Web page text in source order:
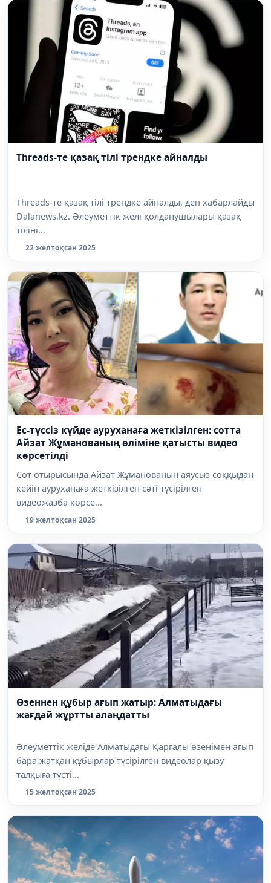
Threads-те қазақ тілі трендке айналды
Threads-те қазақ тілі трендке айналды, деп хабарлайды
Dalanews.kz. Әлеуметтік желі қолданушылары қазақ
тіліні...
22 желтоқсан 2025
Ес-түссіз күйде ауруханаға жеткізілген: сотта
Айзат Жұманованың өліміне қатысты видео
көрсетілді
Сот отырысында Айзат Жұманованың аяусыз соққыдан
кейін ауруханаға жеткізілген сәті түсірілген
видеожазба көрсе...
19 желтоқсан 2025
Өзеннен құбыр ағып жатыр: Алматыдағы
жағдай жұртты алаңдатты
Әлеуметтік желіде Алматыдағы Қарғалы өзенімен ағып
бара жатқан құбырлар түсірілген видеолар қызу
талқыға түсті...
15 желтоқсан 2025